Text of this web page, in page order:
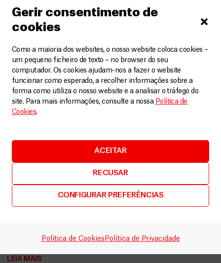
Gerir consentimento de
cookies
Como a maioria dos websites, o nosso website coloca cookies –
um pequeno ficheiro de texto – no browser do seu
computador. Os cookies ajudam-nos a fazer o website
funcionar como esperado, a recolher informações sobre a
forma como utiliza o nosso website e a analisar o tráfego do
site. Para mais informações, consulte a nossa Política de
Cookies.
ACEITAR
RECUSAR
CONFIGURAR PREFERÊNCIAS
Política de Cookies Política de Privacidade
LEIA MAIS
LEIA MAIS